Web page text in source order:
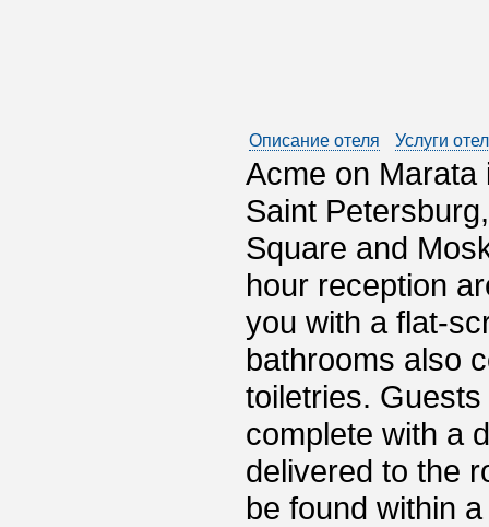
Описание отеля Услуги
Acme on Marata
Saint
Square and
hour reception
you with a flat-
bathrooms also
toiletries.
complete with a
delivered to the
be found within